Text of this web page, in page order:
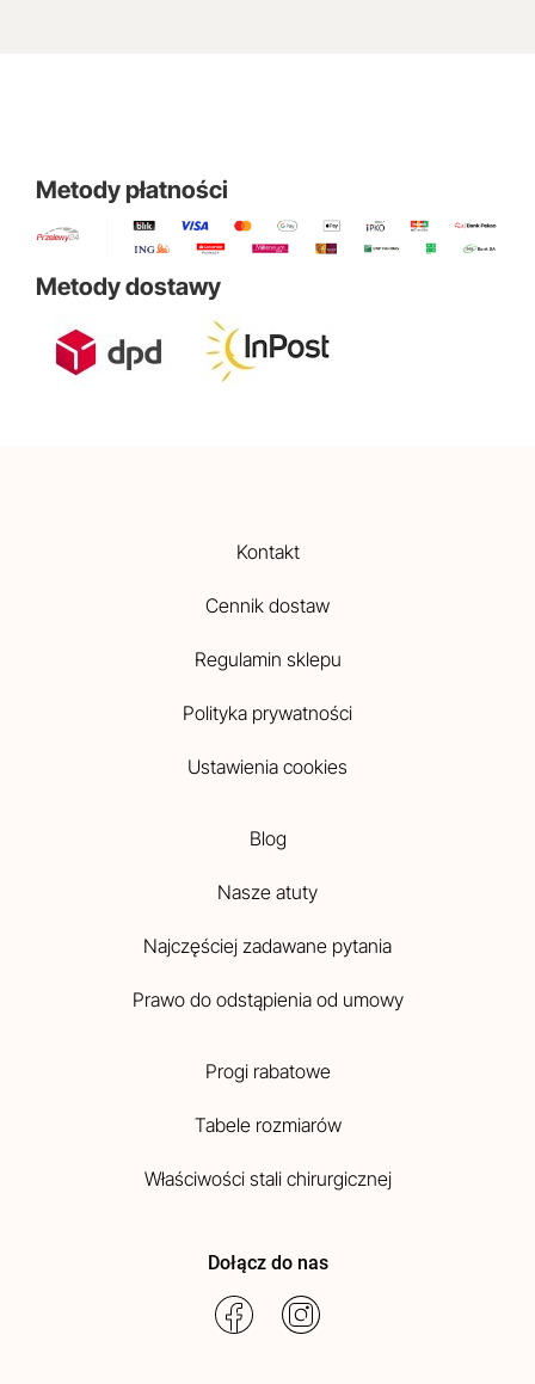
Metody płatności
Metody dostawy
Kontakt
Cennik dostaw
Regulamin sklepu
Polityka prywatności
Ustawienia cookies
Blog
Nasze atuty
Najczęściej zadawane pytania
Prawo do odstąpienia od umowy
Progi rabatowe
Tabele rozmiarów
Właściwości stali chirurgicznej
Dołącz do nas